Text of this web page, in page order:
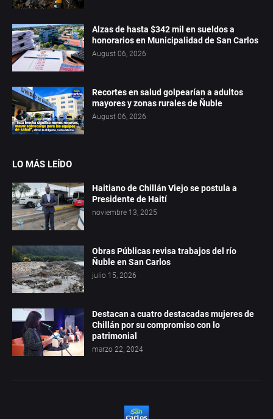
Alzas de hasta $342 mil en sueldos a
honorarios en Municipalidad de San Carlos
August 06, 2026
Recortes en salud golpearían a adultos
mayores y zonas rurales de Ñuble
August 06, 2026
LO MÁS LEÍDO
Haitiano de Chillán Viejo se postula a
Presidente de Haití
noviembre 13, 2025
Obras Públicas revisa trabajos del río
Ñuble en San Carlos
julio 15, 2026
Destacan a cuatro destacadas mujeres de
Chillán por su compromiso con lo
patrimonial
marzo 22, 2024